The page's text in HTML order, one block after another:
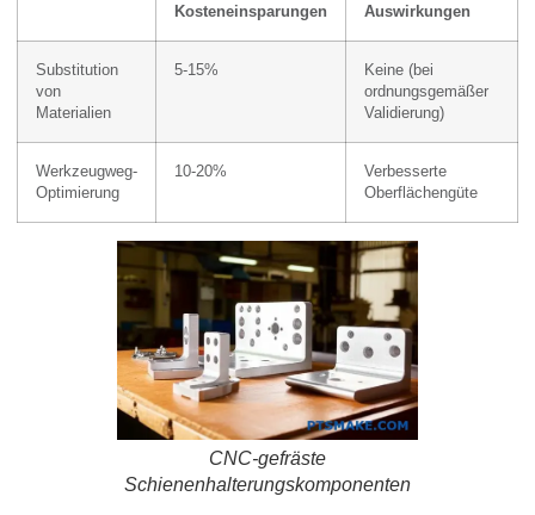
Kosteneinsparungen
Auswirkungen
Substitution
von
Materialien
5-15%
Keine (bei
ordnungsgemäßer
Validierung)
Werkzeugweg-
Optimierung
10-20%
Verbesserte
Oberflächengüte
CNC-gefräste
Schienenhalterungskomponenten